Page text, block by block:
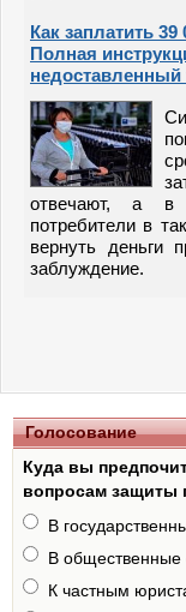
Как заплатить
Полная
недоставленный
отвечают, а в
потребители в
вернуть деньги
заблуждение.
Голосование
Куда вы
вопросам защиты
В
В общественные
К частным